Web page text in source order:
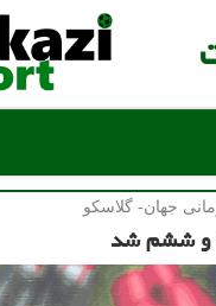
جهان- گلاسكو
و ششم شد